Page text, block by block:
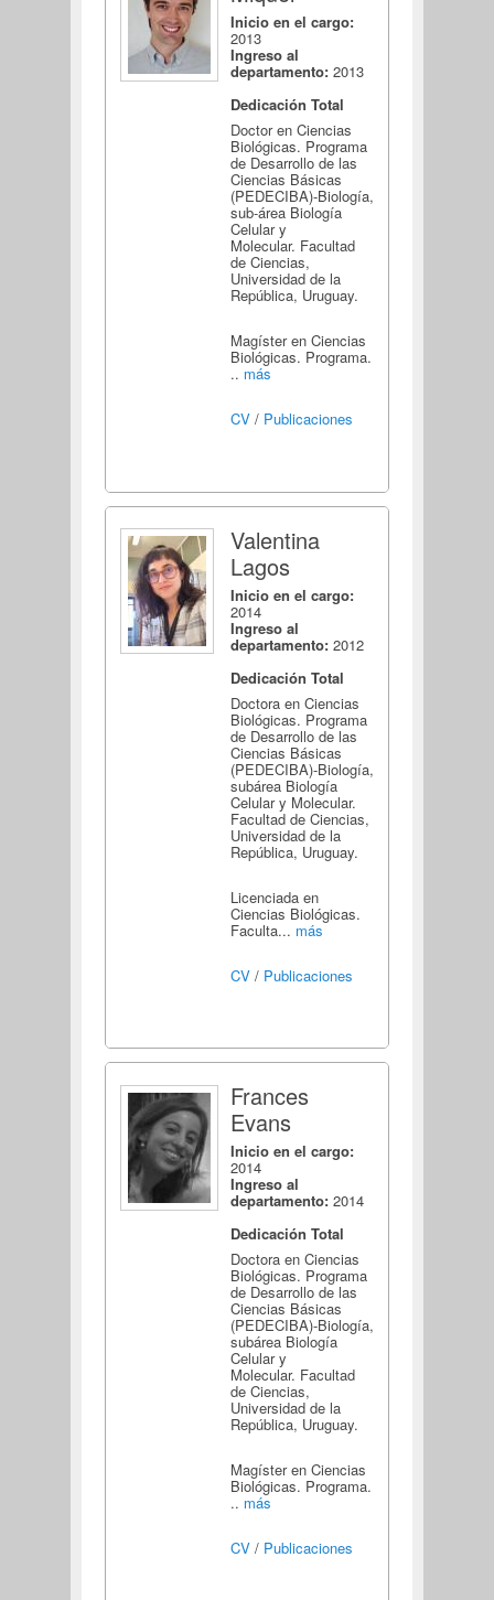
Inicio en el cargo:
2013
Ingreso al
departamento: 2013
Dedicación Total
Doctor en Ciencias
Biológicas. Programa
de Desarrollo de las
Ciencias Básicas
(PEDECIBA)-Biología,
sub-área Biología
Celular y
Molecular. Facultad
de Ciencias,
Universidad de la
República, Uruguay.
Magíster en Ciencias
Biológicas. Programa.
.. más
CV/ Publicaciones
Valentina
Lagos
Inicio en el cargo:
2014
Ingreso al
departamento: 2012
Dedicación Total
Doctora en Ciencias
Biológicas. Programa
de Desarrollo de las
Ciencias Básicas
(PEDECIBA)-Biología,
subárea Biología
Celular y Molecular.
Facultad de Ciencias,
Universidad de la
República, Uruguay.
Licenciada en
Ciencias Biológicas.
Faculta... más
CV/ Publicaciones
Frances
Evans
Inicio en el cargo:
2014
Ingreso al
departamento: 2014
Dedicación Total
Doctora en Ciencias
Biológicas. Programa
de Desarrollo de las
Ciencias Básicas
(PEDECIBA)-Biología,
subárea Biología
Celular y
Molecular. Facultad
de Ciencias,
Universidad de la
República, Uruguay.
Magíster en Ciencias
Biológicas. Programa.
.. más
CV/ Publicaciones